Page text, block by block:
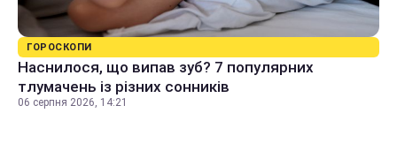
ГОРОСКОПИ
Наснилося, що випав зуб? 7 популярних
тлумачень із різних сонників
06 серпня 2026, 14:21